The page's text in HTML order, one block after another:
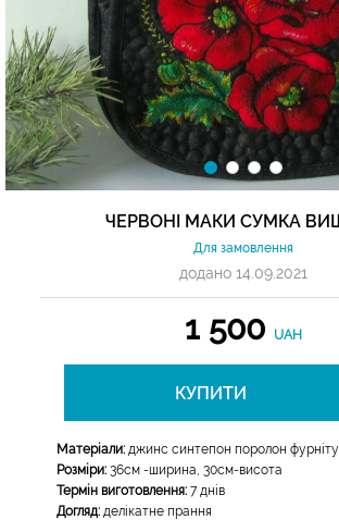
ЧЕРВОНІ МАКИ СУМКА
Для замовлення
додано 14.09.2021
1 500 UAH
КУПИТИ
Матеріали: джинс синтепон поролон
Розміри: 36см -ширина, 30см-висота
Термін виготовлення: 7 днів
Догляд: делікатне прання